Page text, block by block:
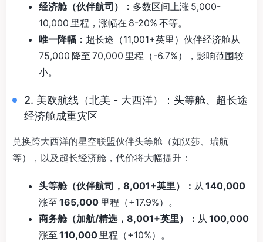
经济舱（伙伴航司）： 多数区间上涨 5,000-
10,000 里程，涨幅在 8-20% 不等。
唯一降幅： 超长途（11,001+英里）伙伴经济舱从
75,000 降至 70,000 里程（-6.7%），影响范围较
小。
2. 美欧航线（北美 - 大西洋）：头等舱、超长途
经济舱成重灾区
兑换跨大西洋的星空联盟伙伴头等舱（如汉莎、瑞航
等），以及超长经济舱，代价将大幅提升：
头等舱（伙伴航司，8,001+英里）： 从 140,000
涨至 165,000 里程（+17.9%）。
商务舱（加航/精选，8,001+英里）： 从 100,000
涨至 110,000 里程（+10%）。